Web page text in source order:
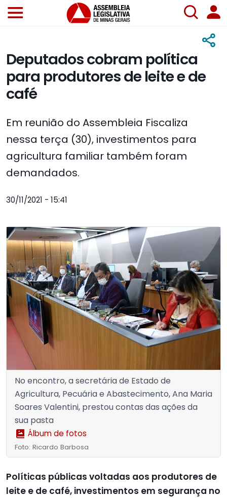
Deputados cobram política
para produtores de leite e de
café
Em reunião do Assembleia Fiscaliza
nessa terça (30), investimentos para
agricultura familiar também foram
demandados.
30/11/2021 - 15:41
No encontro, a secretária de Estado de
Agricultura, Pecuária e Abastecimento, Ana Maria
Soares Valentini, prestou contas das ações da
sua pasta
Álbum de fotos
Foto: Ricardo Barbosa
Políticas públicas voltadas aos produtores de
leite e de café, investimentos em segurança no